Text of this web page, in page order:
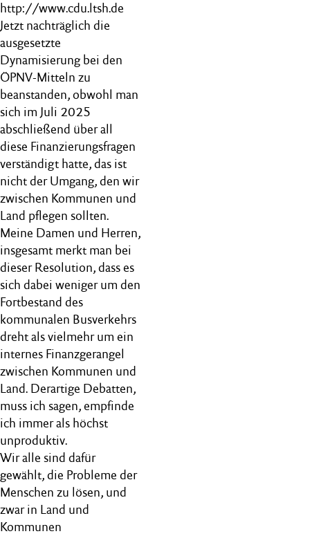
http://www.cdu.ltsh.de
Jetzt nachträglich die
ausgesetzte
Dynamisierung bei den
ÖPNV-Mitteln zu
beanstanden, obwohl man
sich im Juli 2025
abschließend über all
diese Finanzierungsfragen
verständigt hatte, das ist
nicht der Umgang, den wir
zwischen Kommunen und
Land pflegen sollten.
Meine Damen und Herren,
insgesamt merkt man bei
dieser Resolution, dass es
sich dabei weniger um den
Fortbestand des
kommunalen Busverkehrs
dreht als vielmehr um ein
internes Finanzgerangel
zwischen Kommunen und
Land. Derartige Debatten,
muss ich sagen, empfinde
ich immer als höchst
unproduktiv.
Wir alle sind dafür
gewählt, die Probleme der
Menschen zu lösen, und
zwar in Land und
Kommunen